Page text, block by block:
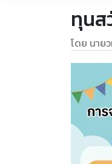
ทุนส
โดย นา